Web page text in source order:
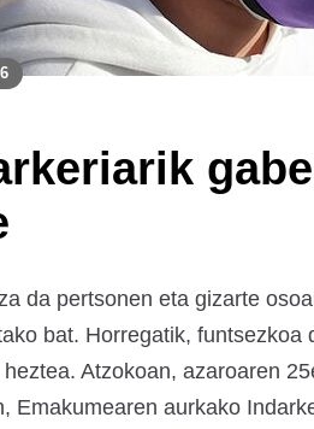
da pertsonen eta gizarte
bat. Horregatik,
heztea. Atzokoan, azaroaren
Emakumearen aurkako